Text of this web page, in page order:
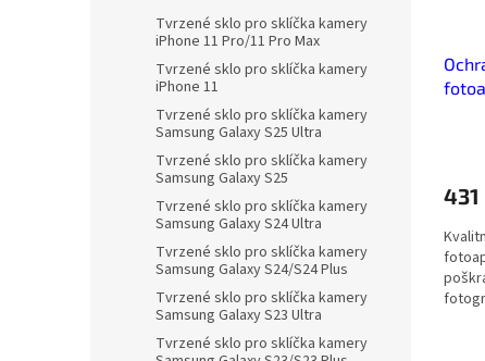
Tvrzené sklo pro sklíčka kamery
iPhone 11 Pro/11 Pro Max
Tvrzené sklo pro sklíčka kamery
iPhone 11
Tvrzené sklo pro sklíčka kamery
Samsung Galaxy S25 Ultra
Tvrzené sklo pro sklíčka kamery
Samsung Galaxy S25
Tvrzené sklo pro sklíčka kamery
Samsung Galaxy S24 Ultra
Tvrzené sklo pro sklíčka kamery
Samsung Galaxy S24/S24 Plus
Tvrzené sklo pro sklíčka kamery
Samsung Galaxy S23 Ultra
Tvrzené sklo pro sklíčka kamery
431